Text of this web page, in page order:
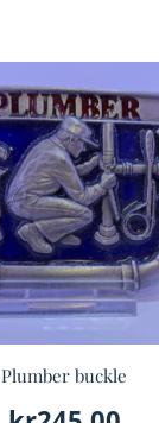
Plumber buckle